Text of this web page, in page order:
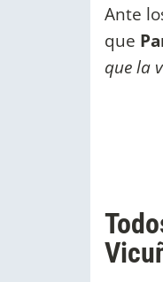
Ante
que
que la